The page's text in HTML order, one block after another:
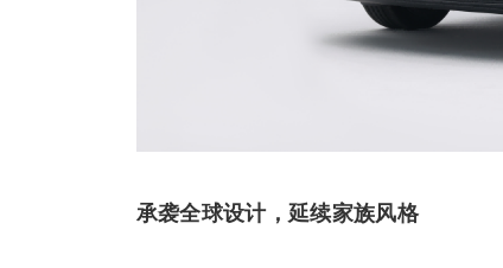
承袭全球设计，延续家族风格